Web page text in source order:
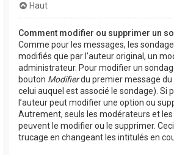
Haut
Comment modifier ou supprimer un
Comme pour les messages, les
modifiés que par l’auteur original, un
administrateur. Pour modifier un
bouton Modifierdu premier message du
celui auquel est associé le sondage). Si
l’auteur peut modifier une option ou
Autrement, seuls les modérateurs et
peuvent le modifier ou le supprimer.
trucage en changeant les intitulés en